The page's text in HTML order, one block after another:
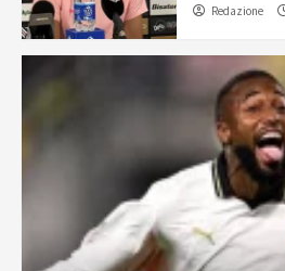
Redazione